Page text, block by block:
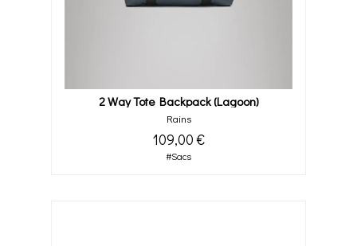
2 Way Tote Backpack (lagoon)
Rains
109,00 €
#Sacs